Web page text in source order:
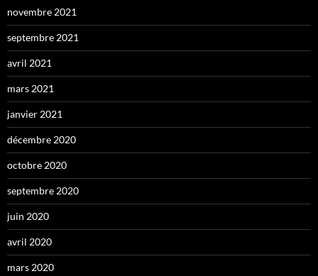
novembre 2021
septembre 2021
avril 2021
mars 2021
janvier 2021
décembre 2020
octobre 2020
septembre 2020
juin 2020
avril 2020
mars 2020